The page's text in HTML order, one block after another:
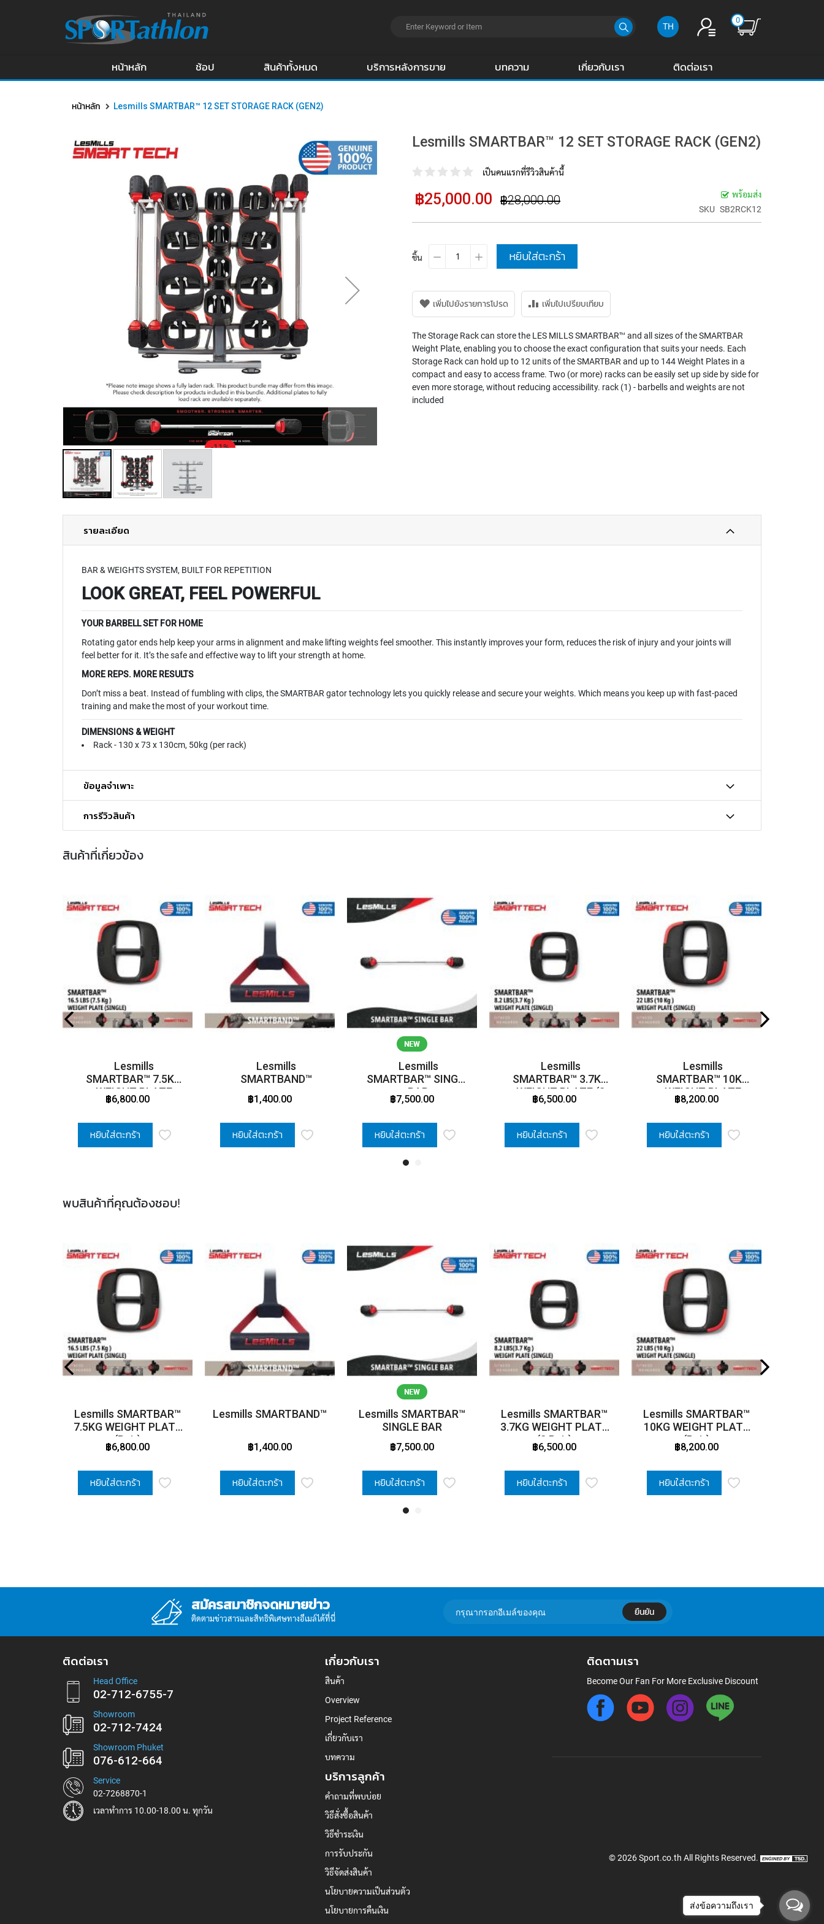
TH
0
หน้าหลัก ช้อป สินค้าทั้งหมด บริการหลังการขาย บทความ เกี่ยวกับเรา ติดต่อเรา
หน้าหลัก Lesmills SMARTBAR™ 12 SET STORAGE RACK (GEN2)
-11%
Lesmills SMARTBAR™ 12 SET STORAGE RACK (GEN2)
เป็นคนแรกที่รีวิวสินค้านี้
ราคา
฿25,000.00 ราคา
฿28,000.00
พร้อมส่ง
SKU SB2RCK12
ชิ้น หยิบใส่ตะกร้า
เพิ่มไปยังรายการโปรด เพิ่มไปเปรียบเทียบ
The Storage Rack can store the LES MILLS SMARTBAR™ and all sizes of the SMARTBAR
Weight Plate, enabling you to choose the exact configuration that suits your needs. Each
Storage Rack can hold up to 12 units of the SMARTBAR and up to 144 Weight Plates in a
compact and easy to access frame. Two (or more) racks can be easily set up side by side for
even more storage, without reducing accessibility. rack (1) - barbells and weights are not
included
รายละเอียด
BAR & WEIGHTS SYSTEM, BUILT FOR REPETITION
LOOK GREAT, FEEL POWERFUL
YOUR BARBELL SET FOR HOME
Rotating gator ends help keep your arms in alignment and make lifting weights feel smoother. This instantly improves your form, reduces the risk of injury and your joints will
feel better for it. It’s the safe and effective way to lift your strength at home.
MORE REPS. MORE RESULTS
Don’t miss a beat. Instead of fumbling with clips, the SMARTBAR gator technology lets you quickly release and secure your weights. Which means you keep up with fast-paced
training and make the most of your workout time.
DIMENSIONS & WEIGHT
Rack - 130 x 73 x 130cm, 50kg (per rack)
ข้อมูลจำเพาะ
การรีวิวสินค้า
สินค้าที่เกี่ยวข้อง
Lesmills
SMARTBAR™ 7.5KG
WEIGHT PLATE
(Pair)
฿6,800.00
หยิบใส่ตะกร้า
Lesmills
SMARTBAND™
฿1,400.00
หยิบใส่ตะกร้า
Lesmills
SMARTBAR™ SINGLE
BAR
฿7,500.00
หยิบใส่ตะกร้า
Lesmills
SMARTBAR™ 3.7KG
WEIGHT PLATE (2
Pair)
฿6,500.00
หยิบใส่ตะกร้า
Lesmills
SMARTBAR™ 10KG
WEIGHT PLATE
(Pair)
฿8,200.00
หยิบใส่ตะกร้า
พบสินค้าที่คุณต้องชอบ!
Lesmills SMARTBAR™
7.5KG WEIGHT PLATE
(Pair)
฿6,800.00
หยิบใส่ตะกร้า
Lesmills SMARTBAND™
฿1,400.00
หยิบใส่ตะกร้า
Lesmills SMARTBAR™
SINGLE BAR
฿7,500.00
หยิบใส่ตะกร้า
Lesmills SMARTBAR™
3.7KG WEIGHT PLATE
(2 Pair)
฿6,500.00
หยิบใส่ตะกร้า
Lesmills SMARTBAR™
10KG WEIGHT PLATE
(Pair)
฿8,200.00
หยิบใส่ตะกร้า
สมัครสมาชิกจดหมายข่าว
ติดตามข่าวสารและสิทธิพิเศษทางอีเมล์ได้ที่นี่
อีเมล์
ยืนยัน
ติดต่อเรา
Head Office
02-712-6755-7
Showroom
02-712-7424
Showroom Phuket
076-612-664
Service
02-7268870-1
เวลาทำการ 10.00-18.00 น. ทุกวัน
เกี่ยวกับเรา
สินค้า
Overview
Project Reference
เกี่ยวกับเรา
บทความ
บริการลูกค้า
คำถามที่พบบ่อย
วิธีสั่งซื้อสินค้า
วิธีชำระเงิน
การรับประกัน
วิธีจัดส่งสินค้า
นโยบายความเป็นส่วนตัว
นโยบายการคืนเงิน
ติดตามเรา
Become Our Fan For More Exclusive Discount
©2026Sport.co.th All Rights Reserved.
ส่งข้อความถึงเรา